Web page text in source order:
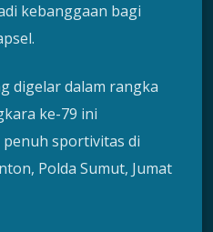
kebanggaan bagi
digelar dalam rangka
ke-79 ini
sportivitas di
Polda Sumut, Jumat